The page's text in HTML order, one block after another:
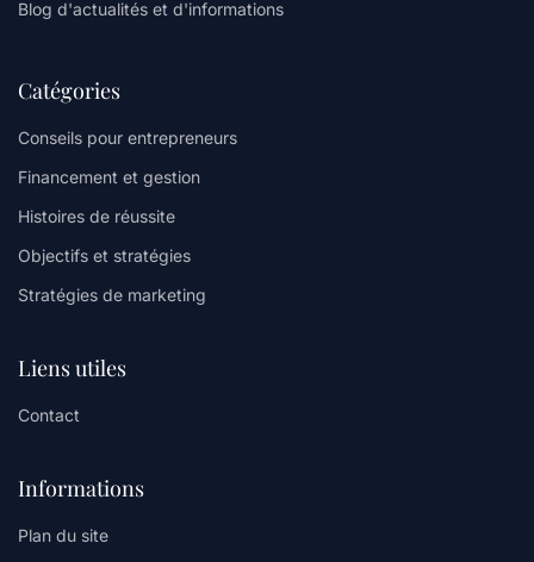
Blog d'actualités et d'informations
Catégories
Conseils pour entrepreneurs
Financement et gestion
Histoires de réussite
Objectifs et stratégies
Stratégies de marketing
Liens utiles
Contact
Informations
Plan du site